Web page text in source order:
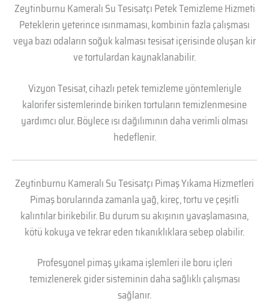
Zeytinburnu Kameralı Su Tesisatçı Petek Temizleme Hizmeti
Peteklerin yeterince ısınmaması, kombinin fazla çalışması
veya bazı odaların soğuk kalması tesisat içerisinde oluşan kir
ve tortulardan kaynaklanabilir.
Vizyon Tesisat, cihazlı petek temizleme yöntemleriyle
kalorifer sistemlerinde biriken tortuların temizlenmesine
yardımcı olur. Böylece ısı dağılımının daha verimli olması
hedeflenir.
Zeytinburnu Kameralı Su Tesisatçı Pimaş Yıkama Hizmetleri
Pimaş borularında zamanla yağ, kireç, tortu ve çeşitli
kalıntılar birikebilir. Bu durum su akışının yavaşlamasına,
kötü kokuya ve tekrar eden tıkanıklıklara sebep olabilir.
Profesyonel pimaş yıkama işlemleri ile boru içleri
temizlenerek gider sisteminin daha sağlıklı çalışması
sağlanır.